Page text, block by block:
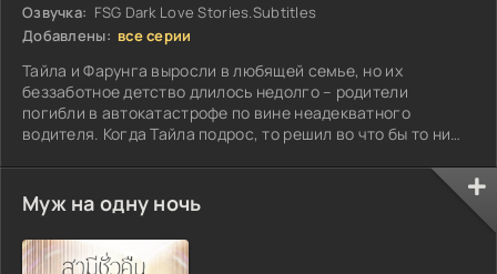
Озвучка: FSG Dark Love Stories.Subtitles
Добавлены: все серии
Тайла и Фарунга выросли в любящей семье, но их
беззаботное детство длилось недолго – родители
погибли в автокатастрофе по вине неадекватного
водителя. Когда Тайла подрос, то решил во что бы то ни
Муж на одну ночь